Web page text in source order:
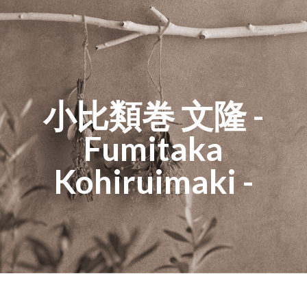
小比類巻 文隆 -
Fumitaka
Kohiruimaki -